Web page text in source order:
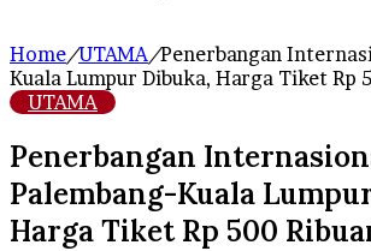
Home/UTAMA/Penerbangan
Kuala Lumpur Dibuka, Harga Tiket Rp
UTAMA
Penerbangan
Palembang-Kuala
Harga Tiket Rp 500